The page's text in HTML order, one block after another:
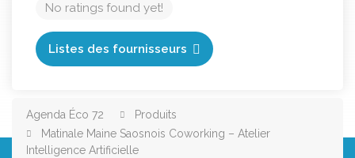
No ratings found yet!
Listes des fournisseurs
Agenda Éco 72
Produits
Matinale Maine Saosnois Coworking – Atelier
Intelligence Artificielle